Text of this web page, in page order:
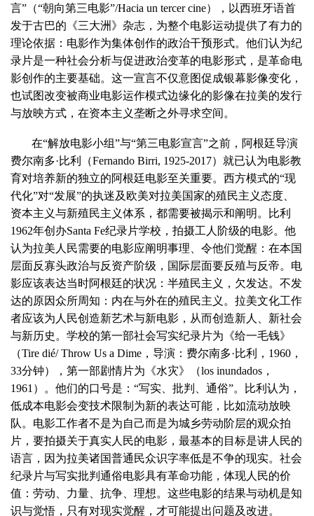
言”（“朝向第三电影”/Hacia un tercer cine），以西班牙语首
发于古巴的《三大洲》杂志，为整个电影运动提供了有力的
理论依据：电影作为集体创作的政治干预形式。他们认为纪
录片是一种社会分析与促进政治变革的电影形式，是革命电
影创作的主要基础。这一宣言不仅意图促成银幕影像变化，
也试图改变被商业电影运作模式边缘化的影像在拉美的发行
与放映方式，在资本主义垄断之外寻求空间。
在“解放电影小组”与“第三电影宣言”之前，阿根廷导演
费尔南多·比利（Fernando Birri, 1925-2017）就已认为电影教
育对培养新的独立的阿根廷电影至关重要。西方模式的“现
代化”对“发展”的执迷及欧美对拉美国家的殖民主义态度、
资本主义与新殖民主义体系，都需要被揭示和阐明。比利
1962年创办Santa Fe纪录片学校，拍摄工人阶级的电影。他
认为拉美人民需要的电影应阐明事理、令他们觉醒：在本国
层面反寡头政治与反资产阶级，国际层面要反殖与反帝。电
影应该表达当时阿根廷的状况：半殖民主义，欠发达。不发
达的原因众所周知：内在与外在的殖民主义。拉美文化工作
者应该为人民创造新艺术与新电影，从而创造新人、新社会
与新历史。学校的第一部社会写实纪录片为《给一毛钱》
（Tire dié/ Throw Us a Dime，导演：费尔南多·比利，1960，
33分钟），第一部剧情片为《水灾》（los inundados，
1961）。他们的口号是：“写实、批判、通俗”。比利认为，
低成本电影会变技术限制为新的表达可能，比如流动放映
队。电影工作者不是为自己而是为城乡劳动阶层的观众拍
片，要拍摄关于真实人民的电影，最基本的目标是讲人民的
语言，因为拉美诸国普通民众识字率低是不争的现实。社会
纪录片与写实批判通俗电影具有革命功能，体现人民的价
值：劳动、力量、抗争、理想。这些电影的结果与动机是知
识与觉悟，只有对现实觉醒，才可能提出问题及改进。